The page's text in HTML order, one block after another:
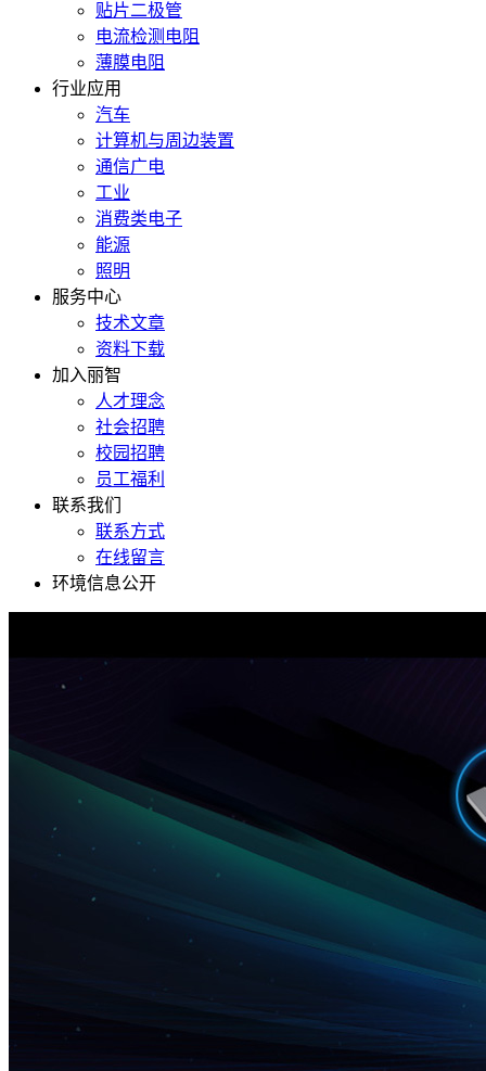
贴片二极管
电流检测电阻
薄膜电阻
行业应用
汽车
计算机与周边装置
通信广电
工业
消费类电子
能源
照明
服务中心
技术文章
资料下载
加入丽智
人才理念
社会招聘
校园招聘
员工福利
联系我们
联系方式
在线留言
环境信息公开